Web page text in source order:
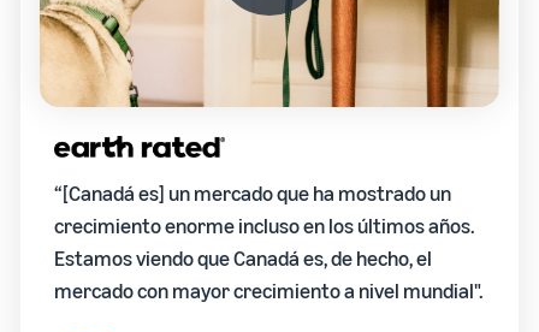
“[Canadá es] un mercado que ha mostrado un
crecimiento enorme incluso en los últimos años.
Estamos viendo que Canadá es, de hecho, el
mercado con mayor crecimiento a nivel mundial".